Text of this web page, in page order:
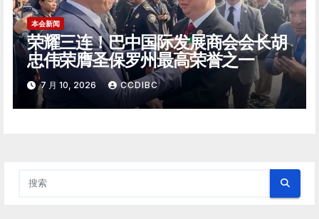
本会新闻
荣耀三连！巴中国际发展商会会长胡
忠伟荣膺圣保罗州最高荣誉之一
7 月 10, 2026 CCDIBC